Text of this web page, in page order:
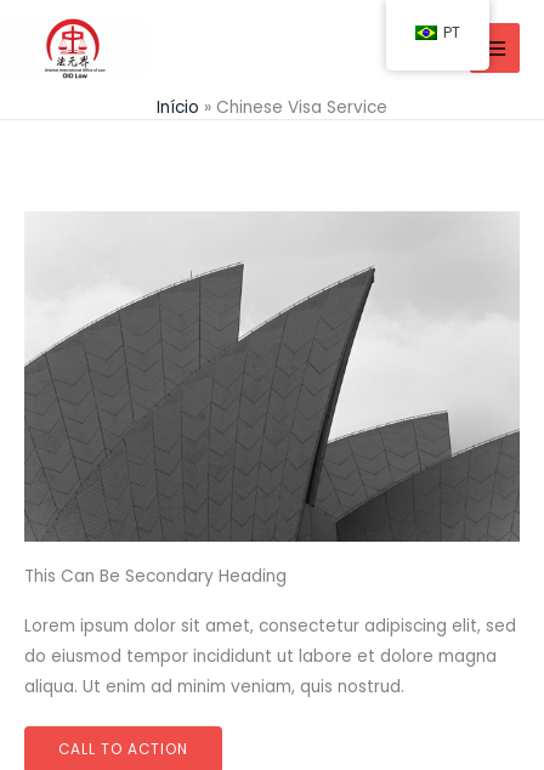
Início Chinese Visa Service
This Can Be Secondary Heading
Lorem ipsum dolor sit amet, consectetur adipiscing elit, sed
do eiusmod tempor incididunt ut labore et dolore magna
aliqua. Ut enim ad minim veniam, quis nostrud.
CALL TO ACTION
PT